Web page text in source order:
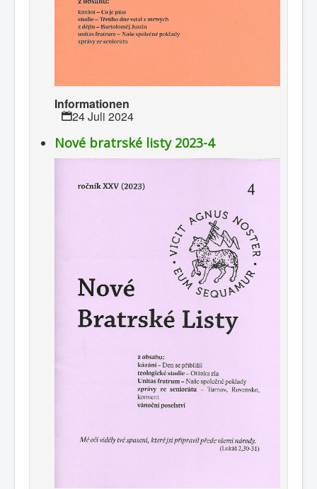
Informationen
24 Juli 2024
Nové bratrské listy 2023-4